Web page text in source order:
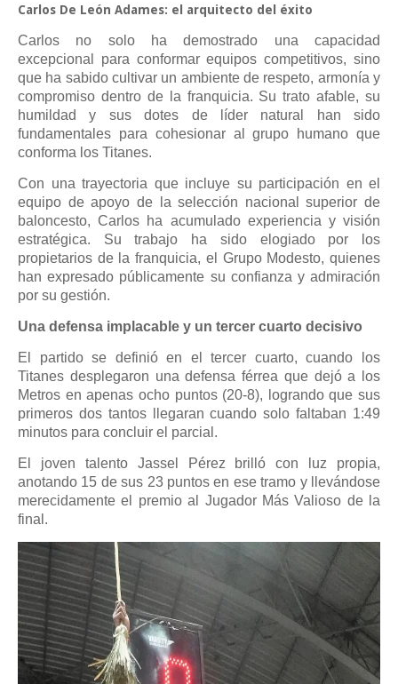
Carlos De León Adames: el arquitecto del éxito
Carlos no solo ha demostrado una capacidad
excepcional para conformar equipos competitivos, sino
que ha sabido cultivar un ambiente de respeto, armonía y
compromiso dentro de la franquicia. Su trato afable, su
humildad y sus dotes de líder natural han sido
fundamentales para cohesionar al grupo humano que
conforma los Titanes.
Con una trayectoria que incluye su participación en el
equipo de apoyo de la selección nacional superior de
baloncesto, Carlos ha acumulado experiencia y visión
estratégica. Su trabajo ha sido elogiado por los
propietarios de la franquicia, el Grupo Modesto, quienes
han expresado públicamente su confianza y admiración
por su gestión.
Una defensa implacable y un tercer cuarto decisivo
El partido se definió en el tercer cuarto, cuando los
Titanes desplegaron una defensa férrea que dejó a los
Metros en apenas ocho puntos (20-8), logrando que sus
primeros dos tantos llegaran cuando solo faltaban 1:49
minutos para concluir el parcial.
El joven talento Jassel Pérez brilló con luz propia,
anotando 15 de sus 23 puntos en ese tramo y llevándose
merecidamente el premio al Jugador Más Valioso de la
final.